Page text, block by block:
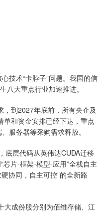
技术“卡脖子”问题。我国的信
八大重点行业加速推进。
到2027年底前，所有央企及
单和资金安排已经下达，重点
服务器等采购需求释放。
层代码从英伟达CUDA迁移
片-框架-模型-应用”全栈自主
协同，自主可控”的全新路
成份股分别为佰维存储、江